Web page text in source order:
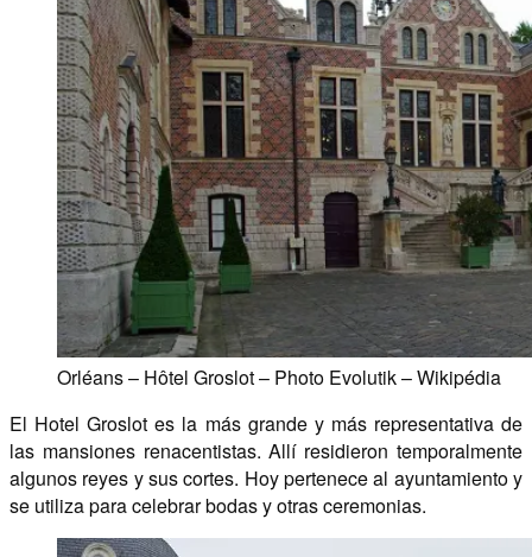
Orléans – Hôtel Groslot – Photo Evolutik – Wikipédia
El Hotel Groslot es la más grande y más representativa de
las mansiones renacentistas. Allí residieron temporalmente
algunos reyes y sus cortes. Hoy pertenece al ayuntamiento y
se utiliza para celebrar bodas y otras ceremonias.